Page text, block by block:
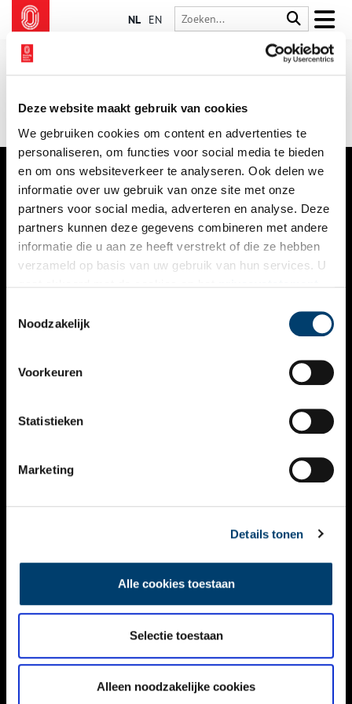
Deze website maakt gebruik van cookies
We gebruiken cookies om content en advertenties te
personaliseren, om functies voor social media te bieden
en om ons websiteverkeer te analyseren. Ook delen we
informatie over uw gebruik van onze site met onze
partners voor social media, adverteren en analyse. Deze
partners kunnen deze gegevens combineren met andere
informatie die u aan ze heeft verstrekt of die ze hebben
verzameld op basis van uw gebruik van hun services. U
Noodzakelijk
Voorkeuren
Statistieken
Marketing
Details tonen
Alle cookies toestaan
Selectie toestaan
Alleen noodzakelijke cookies
NL EN
VERHALEN
NIEUWS
KALENDER
ACTIVITEITEN
NIEUWSBRIEF
DISCLAIMER
TOEGANKELIJKHEID
Volg ONH op social media